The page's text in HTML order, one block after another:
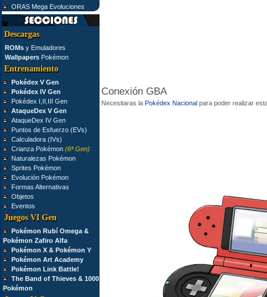
ORAS Mega Evoluciones
Descargas
ROMs y Emuladores
Wallpapers Pokémon
Entrenamiento
Pokédex V Gen
Pokédex IV Gen
Pokédex I,II,III Gen
AtaqueDex V Gen
AtaqueDex IV Gen
Puntos de Esfuerzo (EVs)
Calculadora (IVs)
Crianza Pokémon (6ª Gen)
Naturalezas Pokémon
Sprites Pokémon
Evolución Pokémon
Formas Alternativas
Objetos
Eventos
Juegos VI Gen
Pokémon Rubí Omega &
Pokémon Zafiro Alfa
Pokémon X & Pokémon Y
Pokémon Art Academy
Pokémon Link Battle!
The Band of Thieves & 1000
Pokémon
Conexión GBA
Necesitaras la Pokédex Nacional para poder realizar